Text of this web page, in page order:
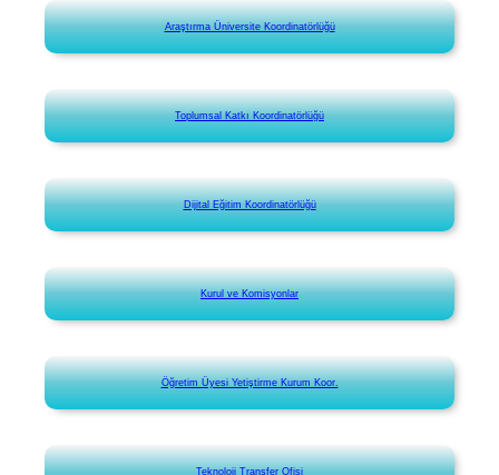
Araştırma Üniversite Koordinatörlüğü
Toplumsal Katkı Koordinatörlüğü
Dijital Eğitim Koordinatörlüğü
Kurul ve Komisyonlar
Öğretim Üyesi Yetiştirme Kurum Koor.
Teknoloji Transfer Ofisi